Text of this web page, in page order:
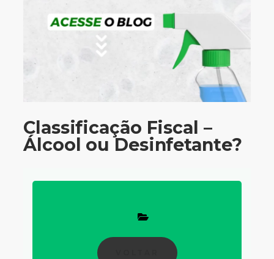
Classificação Fiscal –
Álcool ou Desinfetante?